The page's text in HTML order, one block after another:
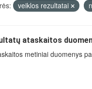
veiklos rezultatai
ataskaitos
metiniai duomenys